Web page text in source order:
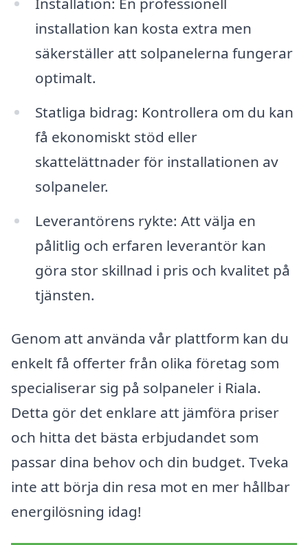
installation kan kosta extra men
säkerställer att solpanelerna fungerar
optimalt.
Statliga bidrag: Kontrollera om du kan
få ekonomiskt stöd eller
skattelättnader för installationen av
solpaneler.
Leverantörens rykte: Att välja en
pålitlig och erfaren leverantör kan
göra stor skillnad i pris och kvalitet på
tjänsten.
Genom att använda vår plattform kan du
enkelt få offerter från olika företag som
specialiserar sig på solpaneler i Riala.
Detta gör det enklare att jämföra priser
och hitta det bästa erbjudandet som
passar dina behov och din budget. Tveka
inte att börja din resa mot en mer hållbar
energilösning idag!